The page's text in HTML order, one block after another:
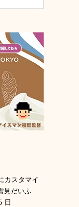
カスタマイ
見だいふ
日